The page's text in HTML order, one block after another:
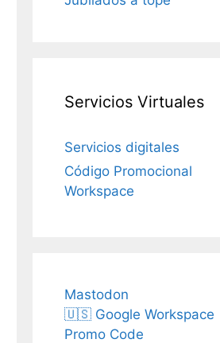
Servicios Virtuales
Servicios digitales
Código Promocional
Workspace
Mastodon
🇺🇸 Google Workspace
Promo Code